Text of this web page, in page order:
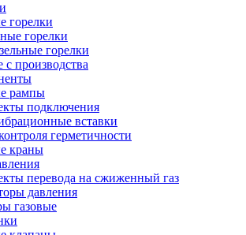
горелки
горелки
горелки
производства
рампы
подключения
вставки
герметичности
краны
перевода на сжиженный газ
давления
газовые